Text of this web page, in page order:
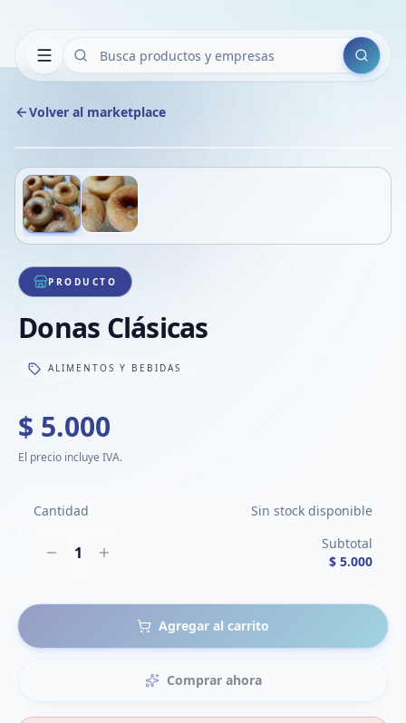
Buscar
Volver al marketplace
1/2
PRODUCTO
Donas Clásicas
ALIMENTOS Y BEBIDAS
$ 5.000
El precio incluye IVA.
Cantidad Sin stock disponible
1
Subtotal
$ 5.000
Agregar al carrito
Comprar ahora